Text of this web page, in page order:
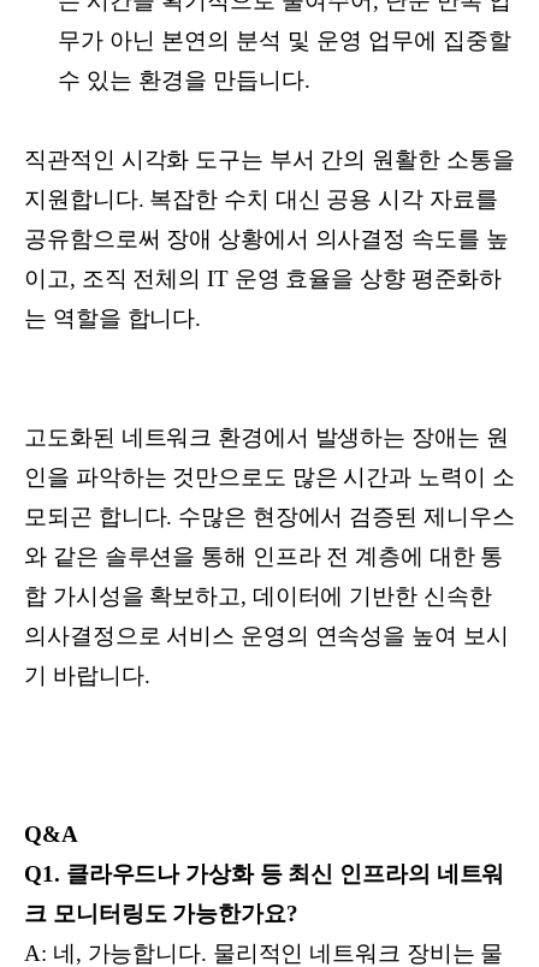
무가 아닌 본연의 분석 및 운영 업무에 집중할
수 있는 환경을 만듭니다.
직관적인 시각화 도구는 부서 간의 원활한 소통을
지원합니다. 복잡한 수치 대신 공용 시각 자료를
공유함으로써 장애 상황에서 의사결정 속도를 높
이고, 조직 전체의 IT 운영 효율을 상향 평준화하
는 역할을 합니다.
고도화된 네트워크 환경에서 발생하는 장애는 원
인을 파악하는 것만으로도 많은 시간과 노력이 소
모되곤 합니다. 수많은 현장에서 검증된 제니우스
와 같은 솔루션을 통해 인프라 전 계층에 대한 통
합 가시성을 확보하고, 데이터에 기반한 신속한
의사결정으로 서비스 운영의 연속성을 높여 보시
기 바랍니다.
Q&A
Q1. 클라우드나 가상화 등 최신 인프라의 네트워
크 모니터링도 가능한가요?
A: 네, 가능합니다. 물리적인 네트워크 장비는 물